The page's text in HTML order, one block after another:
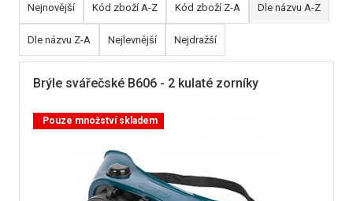
Nejnovější Kód zboží A-Z Kód zboží Z-A Dle názvu A-Z
Dle názvu Z-A Nejlevnější Nejdražší
Brýle svářečské B606 - 2 kulaté zorníky
Pouze množství skladem